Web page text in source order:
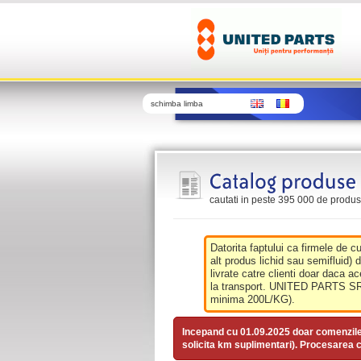
schimba limba
cautati in peste 395 000 de
Datorita faptului ca firmele de
alt produs lichid sau semifluid)
livrate catre clienti doar daca
la transport. UNITED PARTS
minima 200L/KG).
Incepand cu 01.09.2025 doar
solicita km suplimentari). Procesarea